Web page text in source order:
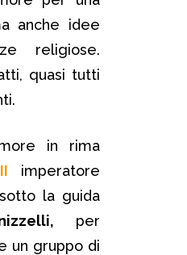
anche idee
religiose.
quasi tutti
in rima
imperatore
la guida
per
un gruppo di